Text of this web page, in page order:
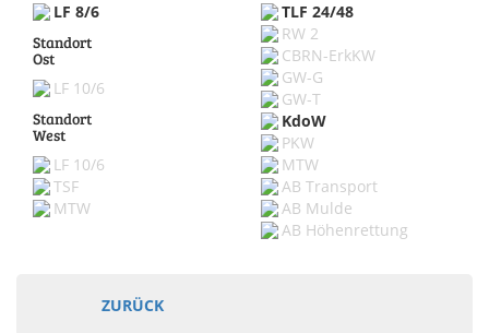
LF 8/6
Standort
Ost
LF 10/6
Standort
West
LF 10/6
TSF
MTW
TLF 24/48
RW 2
CBRN-ErkKW
GW-G
GW-T
KdoW
PKW
MTW
AB Transport
AB Mulde
AB Höhenrettung
ZURÜCK